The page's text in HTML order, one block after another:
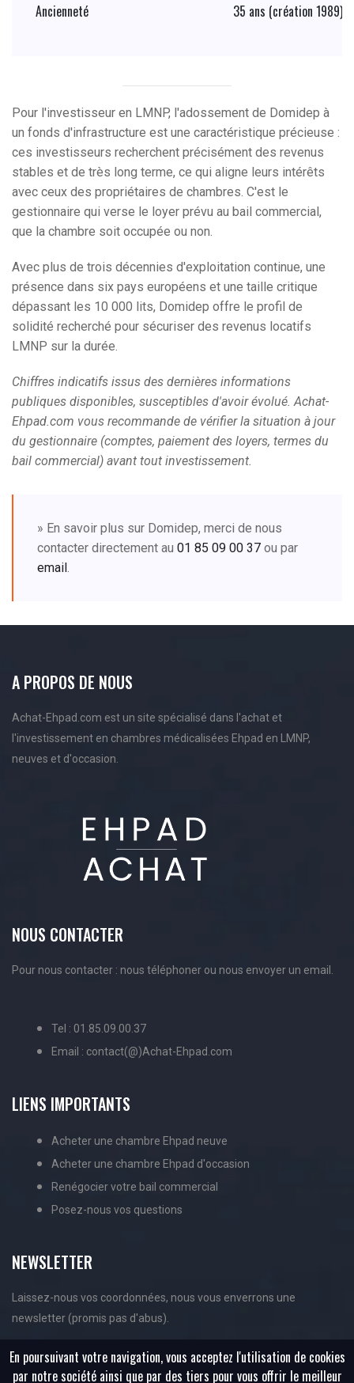
Ancienneté 35 ans (création 1989)
Pour l'investisseur en LMNP, l'adossement de Domidep à
un fonds d'infrastructure est une caractéristique précieuse :
ces investisseurs recherchent précisément des revenus
stables et de très long terme, ce qui aligne leurs intérêts
avec ceux des propriétaires de chambres. C'est le
gestionnaire qui verse le loyer prévu au bail commercial,
que la chambre soit occupée ou non.
Avec plus de trois décennies d'exploitation continue, une
présence dans six pays européens et une taille critique
dépassant les 10 000 lits, Domidep offre le profil de
solidité recherché pour sécuriser des revenus locatifs
LMNP sur la durée.
Chiffres indicatifs issus des dernières informations
publiques disponibles, susceptibles d'avoir évolué. Achat-
Ehpad.com vous recommande de vérifier la situation à jour
du gestionnaire (comptes, paiement des loyers, termes du
bail commercial) avant tout investissement.
» En savoir plus sur Domidep, merci de nous
contacter directement au 01 85 09 00 37 ou par
email
A PROPOS DE NOUS
Achat-Ehpad.com est un site spécialisé dans l'achat et
l'investissement en chambres médicalisées Ehpad en LMNP,
neuves et d'occasion.
NOUS CONTACTER
Pour nous contacter : nous téléphoner ou nous envoyer un email.
Tel : 01.85.09.00.37
Email : contact(@)Achat-Ehpad.com
LIENS IMPORTANTS
Acheter une chambre Ehpad neuve
Acheter une chambre Ehpad d'occasion
Renégocier votre bail commercial
Posez-nous vos questions
NEWSLETTER
Laissez-nous vos coordonnées, nous vous enverrons une
newsletter (promis pas d'abus).
En poursuivant votre navigation, vous acceptez l'utilisation de cookies
par notre société ainsi que par des tiers pour vous offrir le meilleur